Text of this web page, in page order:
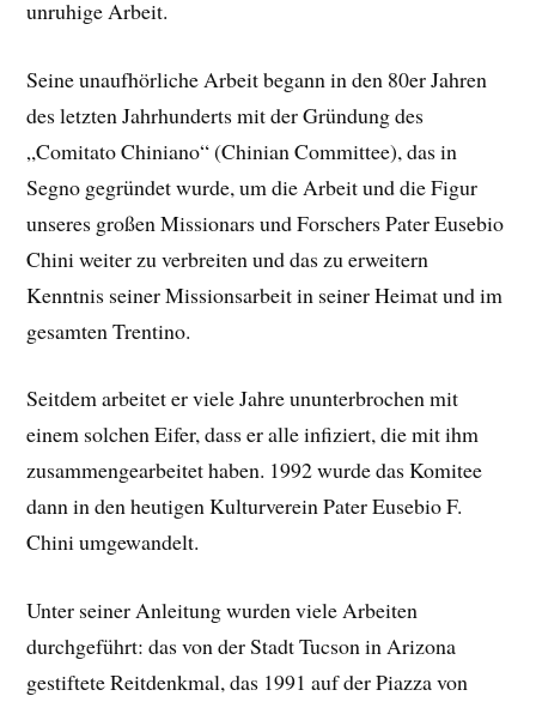
unruhige Arbeit.
Seine unaufhörliche Arbeit begann in den 80er Jahren
des letzten Jahrhunderts mit der Gründung des
„Comitato Chiniano“ (Chinian Committee), das in
Segno gegründet wurde, um die Arbeit und die Figur
unseres großen Missionars und Forschers Pater Eusebio
Chini weiter zu verbreiten und das zu erweitern
Kenntnis seiner Missionsarbeit in seiner Heimat und im
gesamten Trentino.
Seitdem arbeitet er viele Jahre ununterbrochen mit
einem solchen Eifer, dass er alle infiziert, die mit ihm
zusammengearbeitet haben. 1992 wurde das Komitee
dann in den heutigen Kulturverein Pater Eusebio F.
Chini umgewandelt.
Unter seiner Anleitung wurden viele Arbeiten
durchgeführt: das von der Stadt Tucson in Arizona
gestiftete Reitdenkmal, das 1991 auf der Piazza von